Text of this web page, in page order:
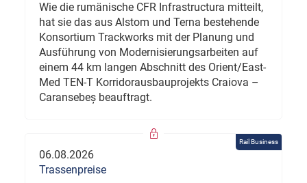
Wie die rumänische CFR Infrastructura mitteilt,
hat sie das aus Alstom und Terna bestehende
Konsortium Trackworks mit der Planung und
Ausführung von Modernisierungsarbeiten auf
einem 44 km langen Abschnitt des Orient/East-
Med TEN-T Korridorausbauprojekts Craiova –
Caransebeș beauftragt.
Rail Business
06.08.2026
Trassenpreise